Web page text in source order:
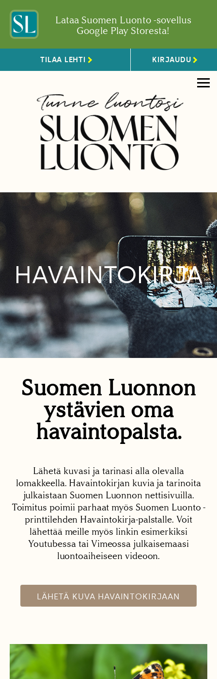
Lataa Suomen Luonto -sovellus
Google Play Storesta!
TILAA LEHTI KIRJAUDU
HAVAINTOKIRJA
Suomen Luonnon
ystävien oma
havaintopalsta.
Lähetä kuvasi ja tarinasi alla olevalla
lomakkeella. Havaintokirjan kuvia ja tarinoita
julkaistaan Suomen Luonnon nettisivuilla.
Toimitus poimii parhaat myös Suomen Luonto -
printtilehden Havaintokirja-palstalle. Voit
lähettää meille myös linkin esimerkiksi
Youtubessa tai Vimeossa julkaisemaasi
luontoaiheiseen videoon.
LÄHETÄ KUVA HAVAINTOKIRJAAN